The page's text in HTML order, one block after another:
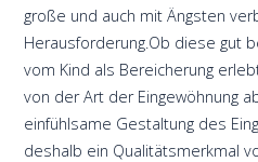
große und auch mit Ängsten
Herausforderung.Ob diese gut
vom Kind als Bereicherung
von der Art der Eingewöhnung
einfühlsame Gestaltung des
deshalb ein Qualitätsmerkmal